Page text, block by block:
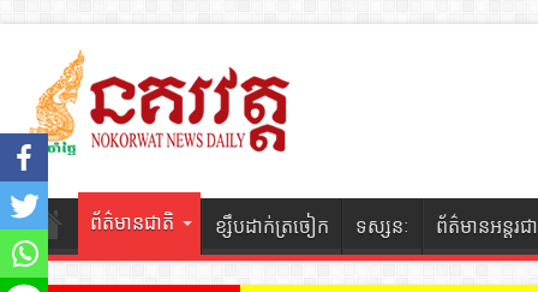
ព័ត៌មានជាតិ ខ្សឹបដាក់ត្រចៀក ទស្សនៈ ព័ត៌មានអន្តរជ